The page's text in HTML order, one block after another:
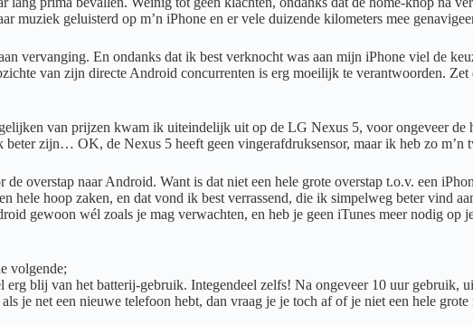
muziek geluisterd op m’n iPhone en er vele duizende kilometers mee
vervanging. En ondanks dat ik best verknocht was aan mijn iPhone viel de
van zijn directe Android concurrenten is erg moeilijk te verantwoorden.
van prijzen kwam ik uiteindelijk uit op de LG Nexus 5, voor ongeveer
beter zijn… OK, de Nexus 5 heeft geen vingerafdruksensor, maar ik heb zo m’n
overstap naar Android. Want is dat niet een hele grote overstap t.o.v. een
hele hoop zaken, en dat vond ik best verrassend, die ik simpelweg beter
gewoon wél zoals je mag verwachten, en heb je geen iTunes meer nodig
volgende;
blij van het batterij-gebruik. Integendeel zelfs! Na ongeveer 10 uur gebruik,
je net een nieuwe telefoon hebt, dan vraag je je toch af of je niet een hele